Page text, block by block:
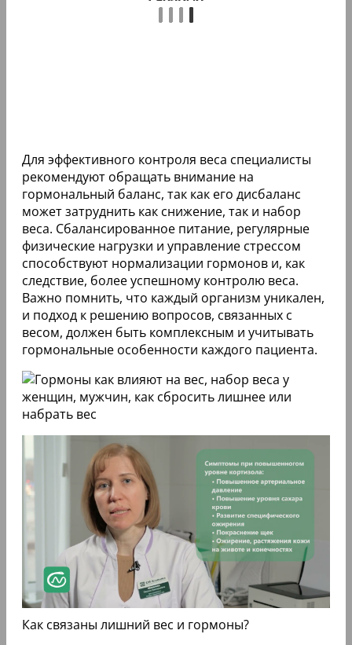
Для эффективного контроля веса специалисты
рекомендуют обращать внимание на
гормональный баланс, так как его дисбаланс
может затруднить как снижение, так и набор
веса. Сбалансированное питание, регулярные
физические нагрузки и управление стрессом
способствуют нормализации гормонов и, как
следствие, более успешному контролю веса.
Важно помнить, что каждый организм уникален,
и подход к решению вопросов, связанных с
весом, должен быть комплексным и учитывать
гормональные особенности каждого пациента.
Как связаны лишний вес и гормоны?